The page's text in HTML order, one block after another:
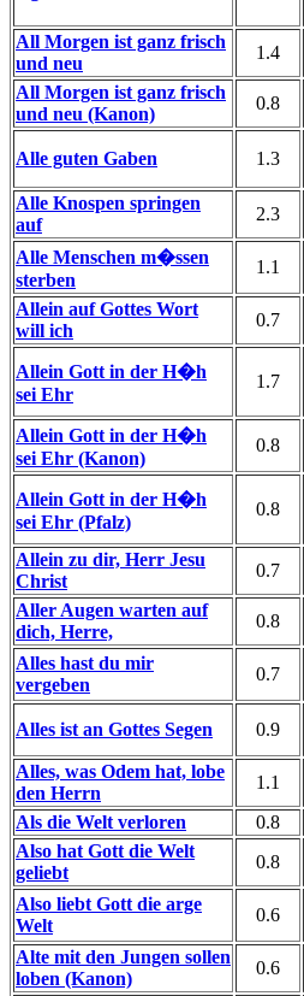
All Morgen ist ganz frisch
und neu
1.4
All Morgen ist ganz frisch
und neu (Kanon)
0.8
Alle guten Gaben 1.3
Alle Knospen springen
auf
2.3
Alle Menschen m�ssen
sterben
1.1
Allein auf Gottes Wort
will ich
0.7
Allein Gott in der H�h
sei Ehr
1.7
Allein Gott in der H�h
sei Ehr (Kanon)
0.8
Allein Gott in der H�h
sei Ehr (Pfalz)
0.8
Allein zu dir, Herr Jesu
Christ
0.7
Aller Augen warten auf
dich, Herre,
0.8
Alles hast du mir
vergeben
0.7
Alles ist an Gottes Segen 0.9
Alles, was Odem hat, lobe
den Herrn
1.1
Als die Welt verloren
0.8
Also hat Gott die Welt
geliebt
0.8
Also liebt Gott die arge
Welt
0.6
Alte mit den Jungen sollen
loben (Kanon)
0.6